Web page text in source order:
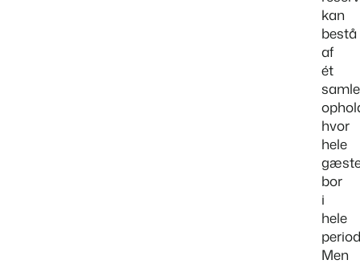
Opdag de uendelige muligheder på Booking Experts-platformen.
Opdag fordelene ved bookingeksperter til bekymringer og grupper.
kan
bestå
af
ét
hvor
hele
bor
i
hele
Men